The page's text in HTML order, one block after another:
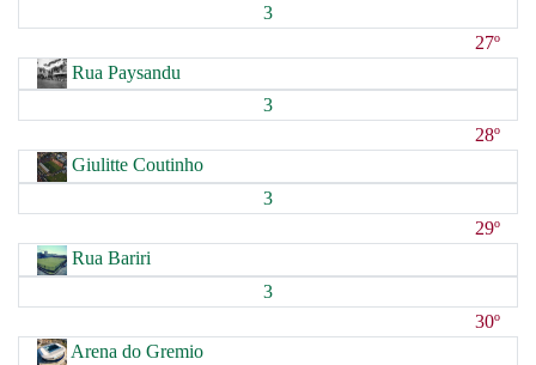
3
27º
Rua Paysandu
3
28º
Giulitte Coutinho
3
29º
Rua Bariri
3
30º
Arena do Gremio